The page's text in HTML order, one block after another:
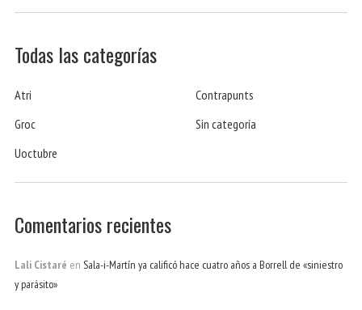
Todas las categorías
Atri
Contrapunts
Groc
Sin categoría
Uoctubre
Comentarios recientes
Lali Cistaré en Sala-i-Martín ya calificó hace cuatro años a Borrell de «siniestro
y parásito»